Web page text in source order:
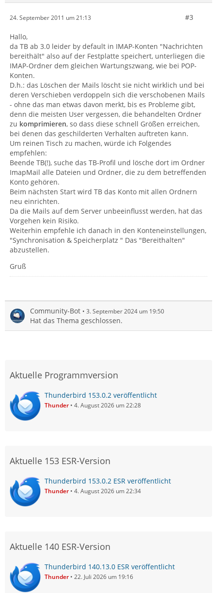
24. September 2011 um 21:13 #3
Hallo,
da TB ab 3.0 leider by default in IMAP-Konten "Nachrichten
bereithält" also auf der Festplatte speichert, unterliegen die
IMAP-Ordner dem gleichen Wartungszwang, wie bei POP-
Konten.
D.h.: das Löschen der Mails löscht sie nicht wirklich und bei
deren Verschieben verdoppeln sich die verschobenen Mails
- ohne das man etwas davon merkt, bis es Probleme gibt,
denn die meisten User vergessen, die behandelten Ordner
zu komprimieren, so dass diese schnell Größen erreichen,
bei denen das geschilderten Verhalten auftreten kann.
Um reinen Tisch zu machen, würde ich Folgendes
empfehlen:
Beende TB(!), suche das TB-Profil und lösche dort im Ordner
ImapMail alle Dateien und Ordner, die zu dem betreffenden
Konto gehören.
Beim nächsten Start wird TB das Konto mit allen Ordnern
neu einrichten.
Da die Mails auf dem Server unbeeinflusst werden, hat das
Vorgehen kein Risiko.
Weiterhin empfehle ich danach in den Konteneinstellungen,
"Synchronisation & Speicherplatz " Das "Bereithalten"
abzustellen.
Gruß
Community-Bot 3. September 2024 um 19:50
Hat das Thema geschlossen.
Aktuelle Programmversion
Thunderbird 153.0.2 veröffentlicht
Thunder 4. August 2026 um 22:28
Aktuelle 153 ESR-Version
Thunderbird 153.0.2 ESR veröffentlicht
Thunder 4. August 2026 um 22:34
Aktuelle 140 ESR-Version
Thunderbird 140.13.0 ESR veröffentlicht
Thunder 22. Juli 2026 um 19:16